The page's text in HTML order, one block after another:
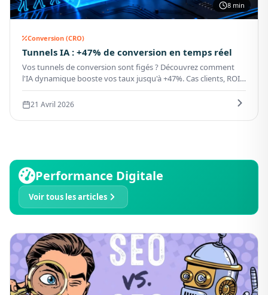
8 min
Conversion (CRO)
Tunnels IA : +47% de conversion en temps réel
Vos tunnels de conversion sont figés ? Découvrez comment
l'IA dynamique booste vos taux jusqu'à +47%. Cas clients, ROI
prouvé, déploiement sans douleur.
21 Avril 2026
Performance Digitale
Voir tous les articles